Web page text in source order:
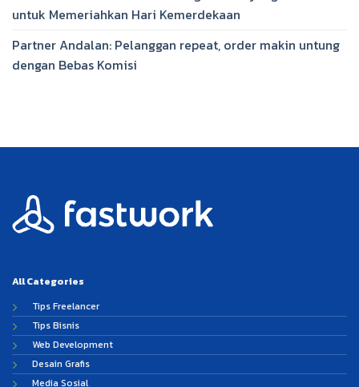
untuk Memeriahkan Hari Kemerdekaan
Partner Andalan: Pelanggan repeat, order makin untung
dengan Bebas Komisi
All Categories
Tips Freelancer
Tips Bisnis
Web Development
Desain Grafis
Media Sosial